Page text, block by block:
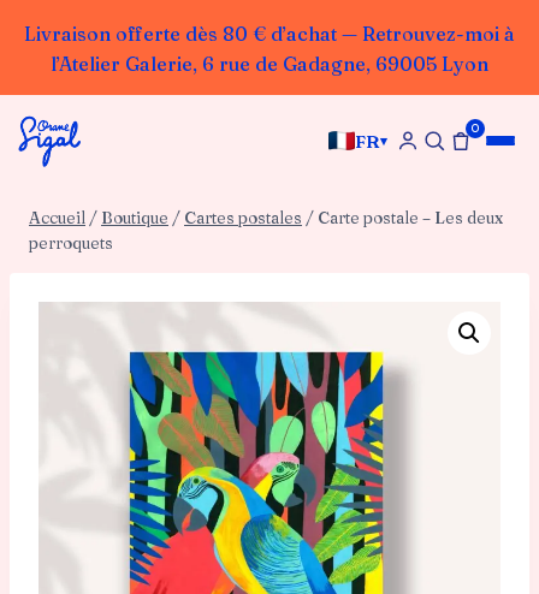
Livraison offerte dès 80 € d’achat — Retrouvez-moi à
l’Atelier Galerie, 6 rue de Gadagne, 69005 Lyon
contenu
FR▾
0
Accueil / Boutique / Cartes postales / Carte postale – Les deux
perroquets